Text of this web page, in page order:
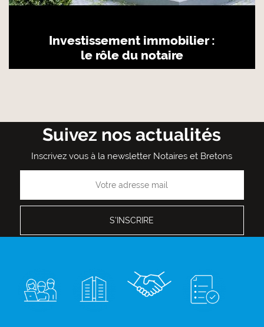
Investissement immobilier :
le rôle du notaire
Suivez nos actualités
Inscrivez vous à la newsletter Notaires et Bretons